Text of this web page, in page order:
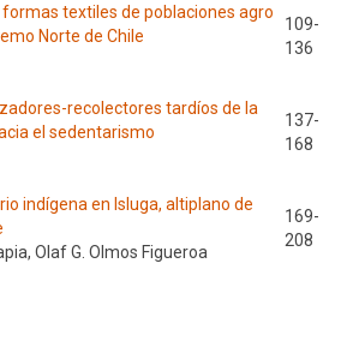
textiles de poblaciones agro
Norte de Chile
109-
136
recolectores tardíos de la
el sedentarismo
137-
168
indígena en Isluga, altiplano de
169-
208
Olaf G. Olmos Figueroa